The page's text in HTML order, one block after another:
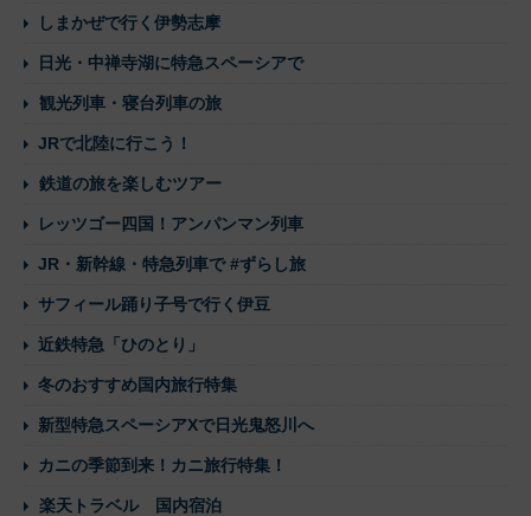
しまかぜで行く伊勢志摩
日光・中禅寺湖に特急スペーシアで
観光列車・寝台列車の旅
JRで北陸に行こう！
鉄道の旅を楽しむツアー
レッツゴー四国！アンパンマン列車
JR・新幹線・特急列車で #ずらし旅
サフィール踊り子号で行く伊豆
近鉄特急「ひのとり」
冬のおすすめ国内旅行特集
新型特急スペーシアXで日光鬼怒川へ
カニの季節到来！カニ旅行特集！
楽天トラベル 国内宿泊